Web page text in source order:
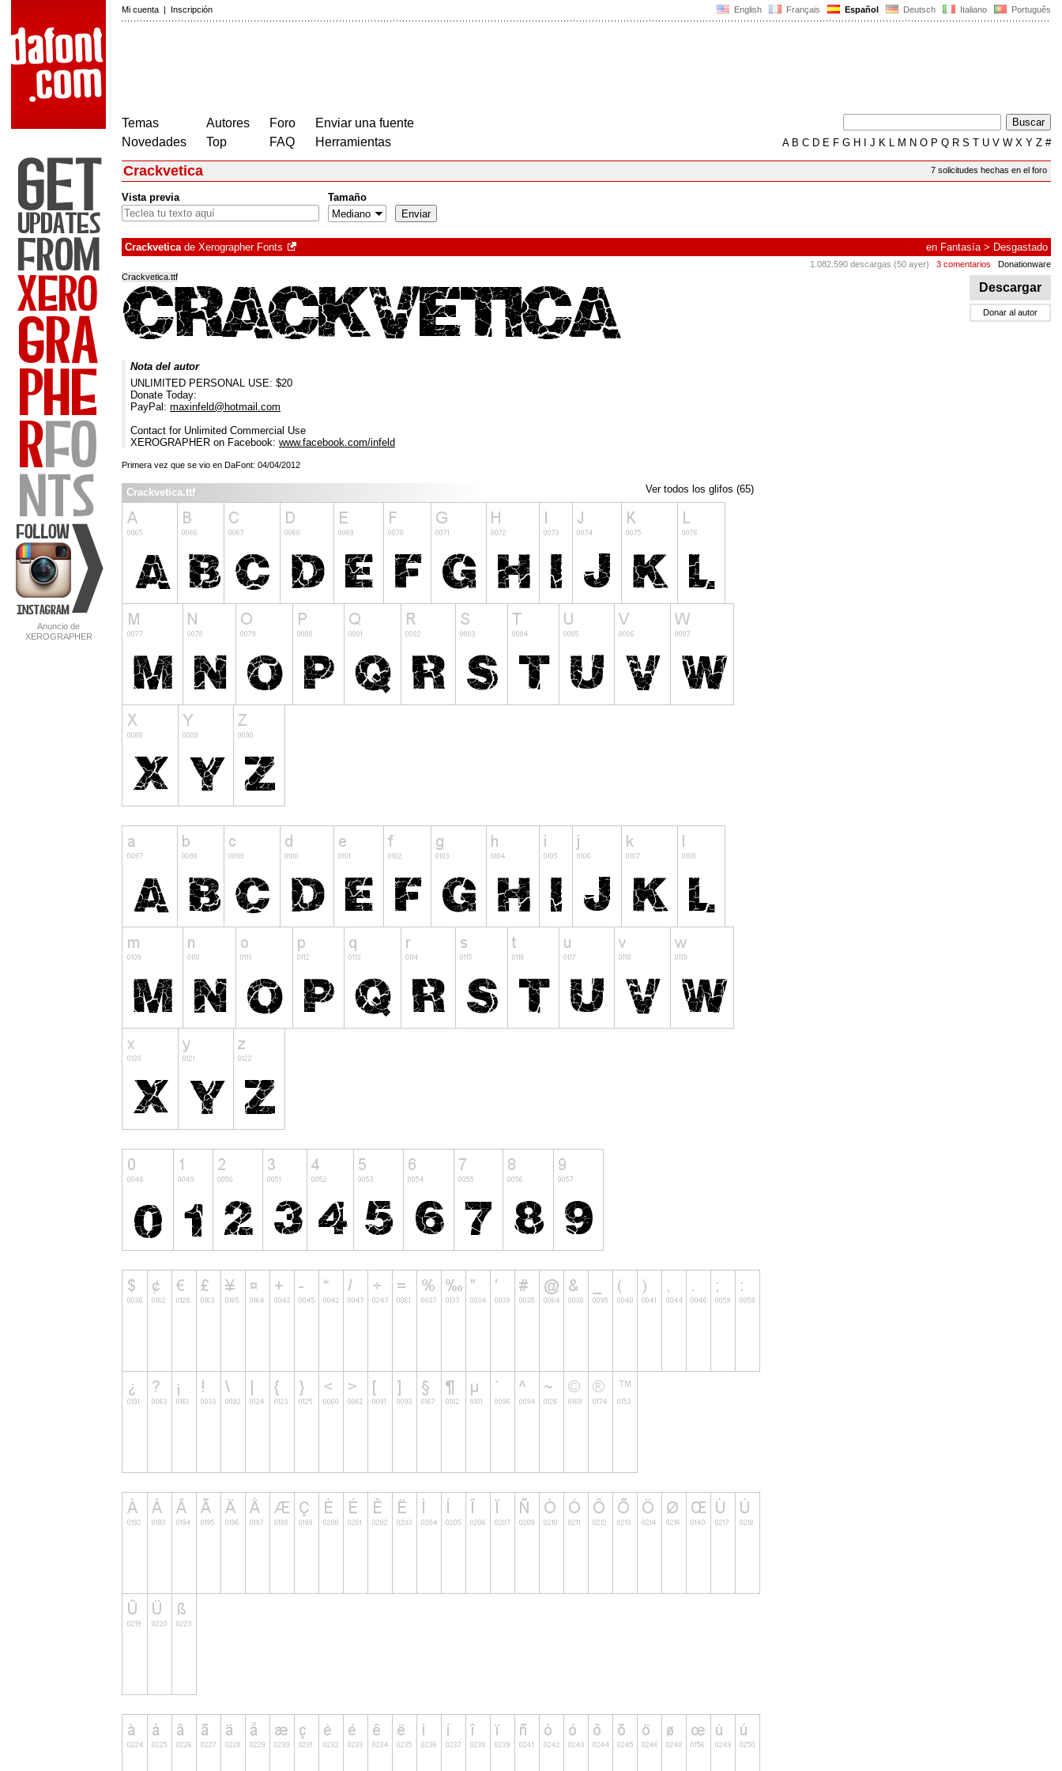
English Français Español Deutsch Italiano Português
Mi cuenta | Inscripción
Temas
Novedades
Autores
Top
Foro
FAQ
Enviar una fuente
Herramientas
AB C D E F G H J K L M N O P Q R S T U V W X Y Z #
Anuncio de
XEROGRAPHER
7 solicitudes hechas en el foro
Crackvetica
Vista previa Tamaño
Crackveticade Xerographer Fonts en Fantasía> Desgastado
1.082.590 descargas (50 ayer) 3 comentarios Donationware
Descargar
Donar al autor
Crackvetica.ttf
Nota del autor
UNLIMITED PERSONAL USE: $20
Donate Today:
PayPal: maxinfeld@hotmail.com
Contact for Unlimited Commercial Use
XEROGRAPHER on Facebook: www.facebook.com/infeld
Primera vez que se vio en DaFont: 04/04/2012
Ver todos los glifos (65)
Crackvetica.ttf